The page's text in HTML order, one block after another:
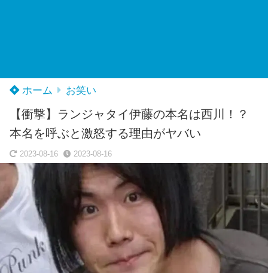
ホーム お笑い
【衝撃】ランジャタイ伊藤の本名は西川！？
本名を呼ぶと激怒する理由がヤバい
2023-08-16 2023-08-16